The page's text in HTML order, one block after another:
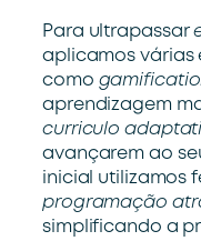
Para ultrapassar
aplicamos várias
como
aprendizagem
curriculo
avançarem ao
inicial utilizamos
programação
simplificando a